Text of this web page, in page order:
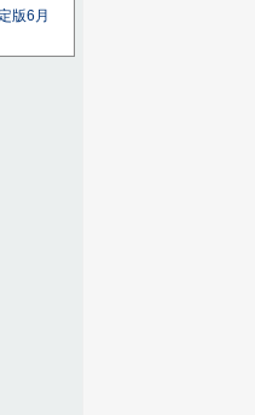
版6月